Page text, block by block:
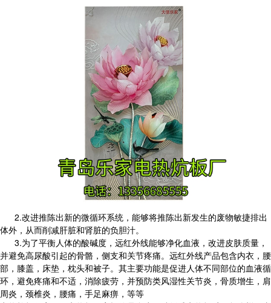
2.改进推陈出新的微循环系统，能够将推陈出新发生的废物敏捷排出
体外，从而削减肝脏和肾脏的负胆汁。
3.为了平衡人体的酸碱度，远红外线能够净化血液，改进皮肤质量，
并避免高尿酸引起的骨骼，侧支和关节疼痛。远红外线产品包含内衣，腰
部，膝盖，床垫，枕头和被子。其主要功能是促进人体不同部位的血液循
环，避免疼痛和不适，消除疲劳，并预防类风湿性关节炎，骨质增生，肩
周炎，颈椎炎，腰痛，手足麻痹，等等